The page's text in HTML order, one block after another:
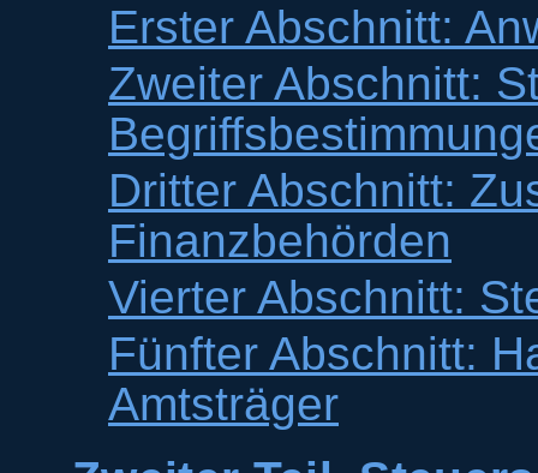
Erster Abschnitt:
Zweiter Abschnitt:
Dritter Abschnitt:
Finanzbehörden
Vierter Abschnitt:
Fünfter Abschnitt:
Amtsträger